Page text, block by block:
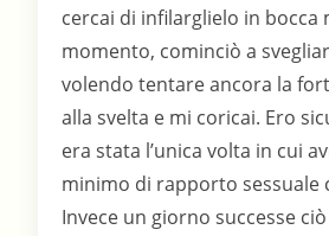
cercai di infilarglielo in bocca
momento, cominciò a
volendo tentare ancora la
alla svelta e mi coricai. Ero
era stata l’unica volta in cui
minimo di rapporto sessuale
Invece un giorno successe